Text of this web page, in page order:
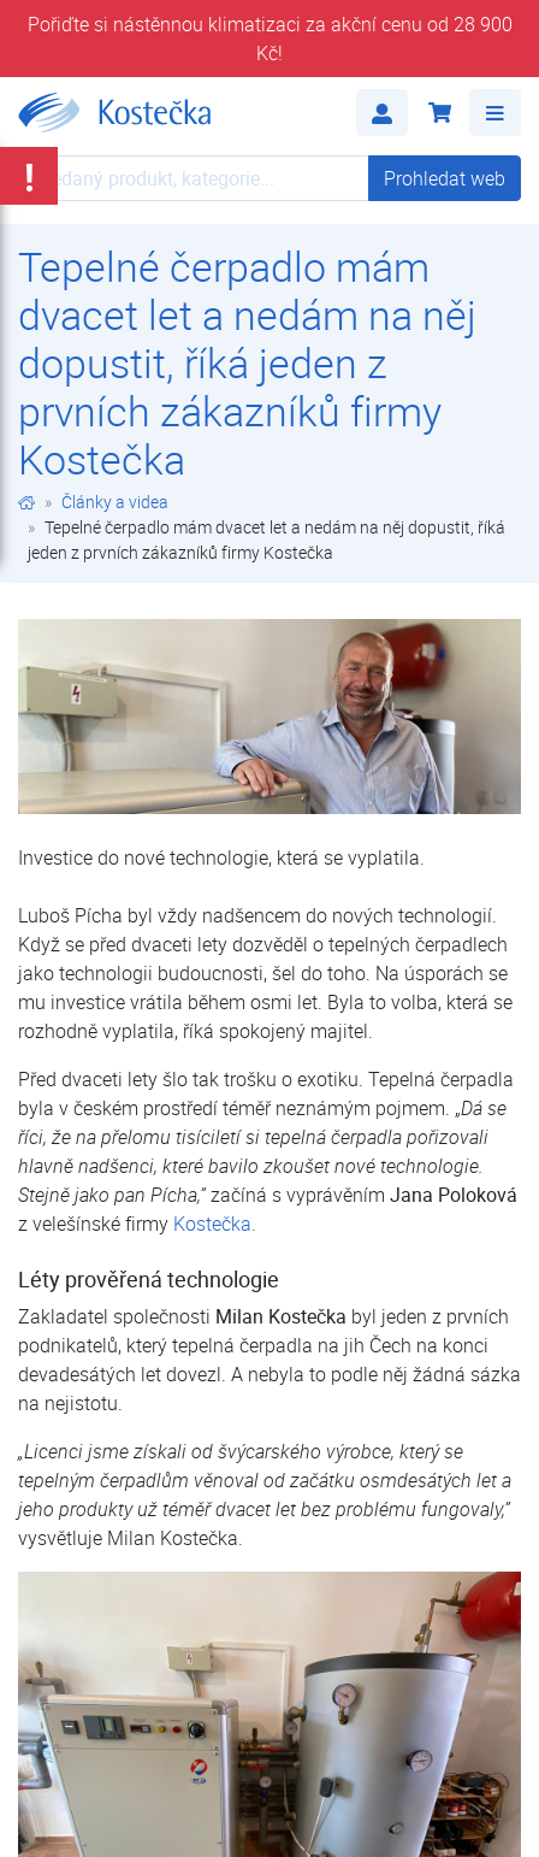
Pořiďte si nástěnnou klimatizaci za akční cenu od 28 900
Kč!
Prohledat web Prohledat web
Tepelné čerpadlo mám
dvacet let a nedám na něj
dopustit, říká jeden z
prvních zákazníků firmy
Kostečka
Články a videa
Tepelné čerpadlo mám dvacet let a nedám na něj dopustit, říká
jeden z prvních zákazníků firmy Kostečka
Investice do nové technologie, která se vyplatila.
Luboš Pícha byl vždy nadšencem do nových technologií.
Když se před dvaceti lety dozvěděl o tepelných čerpadlech
jako technologii budoucnosti, šel do toho. Na úsporách se
mu investice vrátila během osmi let. Byla to volba, která se
rozhodně vyplatila, říká spokojený majitel.
Před dvaceti lety šlo tak trošku o exotiku. Tepelná čerpadla
byla v českém prostředí téměř neznámým pojmem. „Dá se
říci, že na přelomu tisíciletí si tepelná čerpadla pořizovali
hlavně nadšenci, které bavilo zkoušet nové technologie.
Stejně jako pan Pícha,”začíná s vyprávěním Jana Poloková
z velešínské firmy Kostečka.
Léty prověřená technologie
Zakladatel společnosti Milan Kostečka byl jeden z prvních
podnikatelů, který tepelná čerpadla na jih Čech na konci
devadesátých let dovezl. A nebyla to podle něj žádná sázka
na nejistotu.
„Licenci jsme získali od švýcarského výrobce, který se
tepelným čerpadlům věnoval od začátku osmdesátých let a
jeho produkty už téměř dvacet let bez problému fungovaly,”
vysvětluje Milan Kostečka.
!